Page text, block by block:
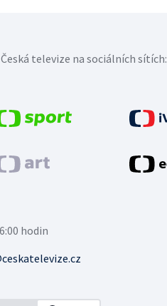
hodin
Česká televize na sociálních sítích: